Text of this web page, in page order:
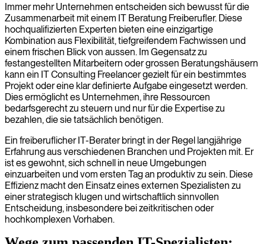
Immer mehr Unternehmen entscheiden sich bewusst für die
Zusammenarbeit mit einem IT Beratung Freiberufler. Diese
hochqualifizierten Experten bieten eine einzigartige
Kombination aus Flexibilität, tiefgreifendem Fachwissen und
einem frischen Blick von aussen. Im Gegensatz zu
festangestellten Mitarbeitern oder grossen Beratungshäusern
kann ein IT Consulting Freelancer gezielt für ein bestimmtes
Projekt oder eine klar definierte Aufgabe eingesetzt werden.
Dies ermöglicht es Unternehmen, ihre Ressourcen
bedarfsgerecht zu steuern und nur für die Expertise zu
bezahlen, die sie tatsächlich benötigen.
Ein freiberuflicher IT-Berater bringt in der Regel langjährige
Erfahrung aus verschiedenen Branchen und Projekten mit. Er
ist es gewohnt, sich schnell in neue Umgebungen
einzuarbeiten und vom ersten Tag an produktiv zu sein. Diese
Effizienz macht den Einsatz eines externen Spezialisten zu
einer strategisch klugen und wirtschaftlich sinnvollen
Entscheidung, insbesondere bei zeitkritischen oder
hochkomplexen Vorhaben.